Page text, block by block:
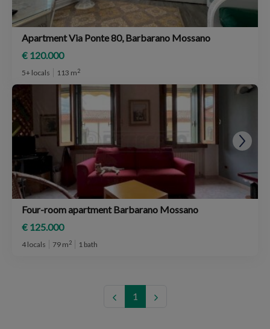
Apartment Via Ponte 80, Barbarano Mossano
€ 120.000
5+ locals 113 m2
Four-room apartment Barbarano Mossano
€ 125.000
4 locals 79 m2 1 bath
1